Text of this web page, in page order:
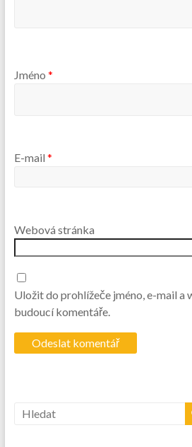
Jméno *
E-mail *
Webová stránka
Uložit do prohlížeče jméno, e-mail a
budoucí komentáře.